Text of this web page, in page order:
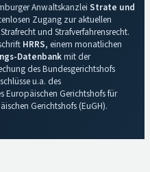
Anwaltskanzlei Strate und
Zugang zur aktuellen
und Strafverfahrensrecht.
HRRS, einem monatlichen
Datenbankmit der
des Bundesgerichtshofs
u.a. des
Europäischen Gerichtshofs für
Gerichtshofs (EuGH).